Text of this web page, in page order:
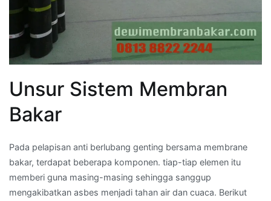
Unsur Sistem Membran
Bakar
Pada pelapisan anti berlubang genting bersama membrane
bakar, terdapat beberapa komponen. tiap-tiap elemen itu
memberi guna masing-masing sehingga sanggup
mengakibatkan asbes menjadi tahan air dan cuaca. Berikut